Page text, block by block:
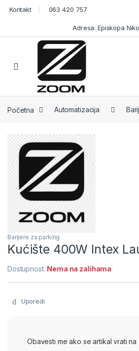
Skip to navigation
Skip to content
Kontakt 063 420 757
Adresa: Episkopa
Open
Početna Automatizacija
Barijere za parking
Kućište 400W Intex
Dostupnost: Nema na zalihama
Uporedi
Obavesti me ako se artikal vrati na